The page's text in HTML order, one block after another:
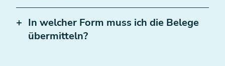
In welcher Form muss ich die Belege
übermitteln?